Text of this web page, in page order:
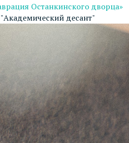
Останкинского дворца»
десант"